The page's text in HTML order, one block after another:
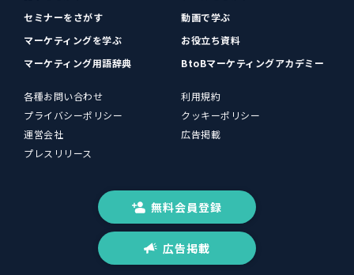
セミナーをさがす
動画で学ぶ
マーケティングを学ぶ
お役立ち資料
マーケティング用語辞典
BtoBマーケティングアカデミー
各種お問い合わせ
利用規約
プライバシーポリシー
クッキーポリシー
運営会社
広告掲載
プレスリリース
無料会員登録
広告掲載